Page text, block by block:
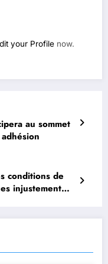
your Profile now.
au sommet
conditions de
injustement